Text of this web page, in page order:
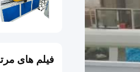
فیلم های